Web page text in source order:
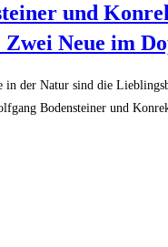
und
Neue im
in der Natur sind die
Bodensteiner und